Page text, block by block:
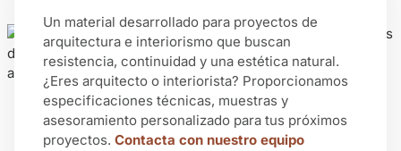
Un material desarrollado para proyectos de
arquitectura e interiorismo que buscan
resistencia, continuidad y una estética natural.
¿Eres arquitecto o interiorista? Proporcionamos
especificaciones técnicas, muestras y
asesoramiento personalizado para tus próximos
proyectos. Contacta con nuestro equipo